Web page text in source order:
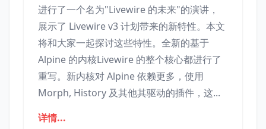
进行了一个名为"Livewire 的未来"的演讲，
展示了 Livewire v3 计划带来的新特性。本文
将和大家一起探讨这些特性。全新的基于
Alpine 的内核Livewire 的整个核心都进行了
重写。新内核对 Alpine 依赖更多，使用
Morph, History 及其他其驱动的插件，这...
详情...